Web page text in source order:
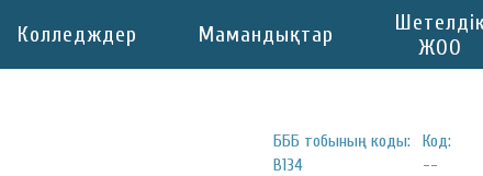
Колледждер Мамандықтар
ЖОО
БББ тобының коды:
B134
Код:
--